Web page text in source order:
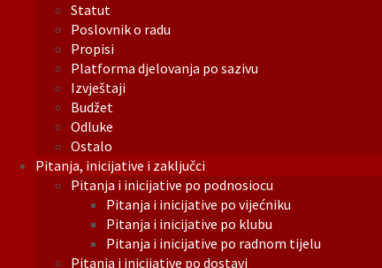
Statut
Poslovnik o radu
Propisi
Platforma djelovanja po sazivu
Izvještaji
Budžet
Odluke
Ostalo
Pitanja, inicijative i zaključci
Pitanja i inicijative po podnosiocu
Pitanja i inicijative po vijećniku
Pitanja i inicijative po klubu
Pitanja i inicijative po radnom tijelu
Pitanja i inicijative po dostavi